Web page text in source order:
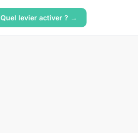
Quel levier activer ? →